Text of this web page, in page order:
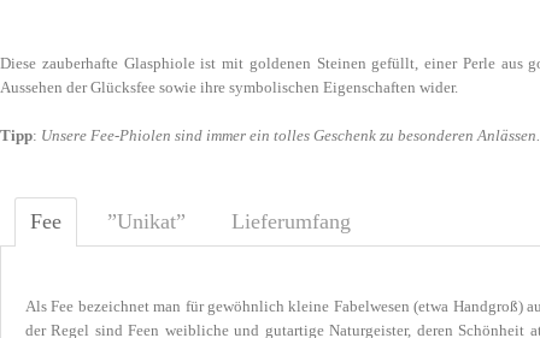
Diese zauberhafte Glasphiole ist mit goldenen Steinen gefüllt, einer Perle aus
Aussehen der Glücksfee sowie ihre symbolischen Eigenschaften wider.
Tipp: Unsere Fee-Phiolen sind immer ein tolles Geschenk zu besonderen
Fee ”Unikat” Lieferumfang
Als Fee bezeichnet man für gewöhnlich kleine Fabelwesen (etwa Handgroß)
der Regel sind Feen weibliche und gutartige Naturgeister, deren